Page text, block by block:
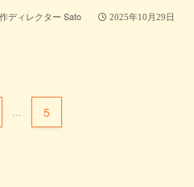
ディレクター Sato 2025年10月29日
... 5